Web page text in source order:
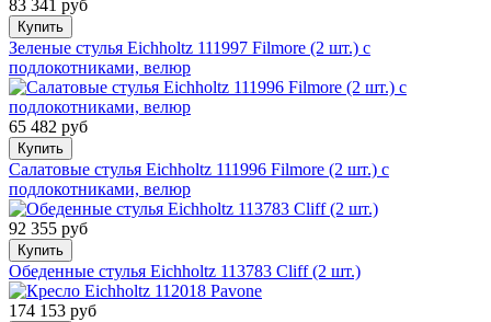
83 341 руб
Купить
Зеленые стулья Eichholtz 111997 Filmore (2 шт.) с
подлокотниками, велюр
65 482 руб
Купить
Салатовые стулья Eichholtz 111996 Filmore (2 шт.) с
подлокотниками, велюр
92 355 руб
Купить
Обеденные стулья Eichholtz 113783 Cliff (2 шт.)
174 153 руб